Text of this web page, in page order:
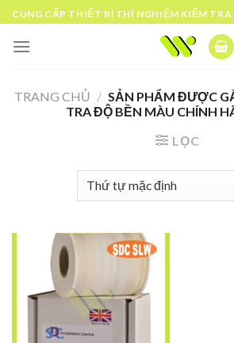
Skip
to
content
CUNG CẤP THIẾT BỊ THÍ NGHIỆM KIỂM
TRANG CHỦ / SẢN PHẨM ĐƯỢC
TRA ĐỘ BỀN MÀU CHÍNH
LỌC